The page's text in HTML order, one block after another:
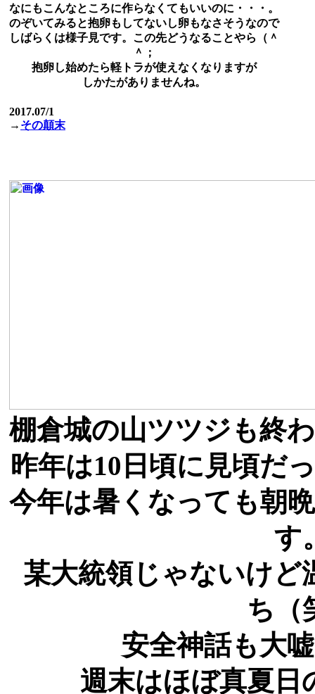
なにもこんなところに作らなくてもいいのに・・・。
のぞいてみると抱卵もしてないし卵もなさそうなので
しばらくは様子見です。この先どうなることやら（＾
＾；
抱卵し始めたら軽トラが使えなくなりますが
しかたがありませんね。
2017.07/1
→ その顛末
棚倉城の山ツツジも終
昨年は10日頃に見頃だ
今年は暑くなっても朝
す
某大統領じゃないけど
ち（
安全神話も大
週末はほぼ真夏日